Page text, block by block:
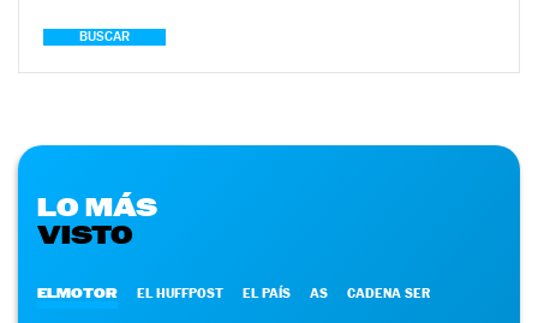
BUSCAR
LO MÁS
VISTO
ELMOTOR EL HUFFPOST EL PAÍS AS CADENA SER